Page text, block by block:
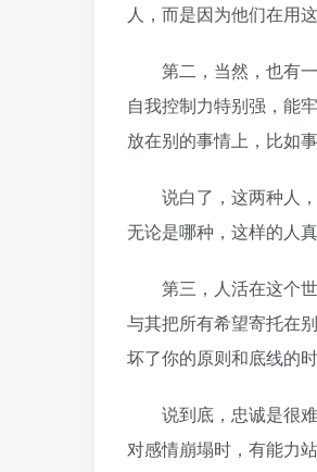
人，而是因为他们在用
第二，当然，也有一
自我控制力特别强，能
放在别的事情上，比如
说白了，这两种人，
无论是哪种，这样的人
第三，人活在这个世
与其把所有希望寄托在
坏了你的原则和底线的
说到底，忠诚是很难
对感情崩塌时，有能力